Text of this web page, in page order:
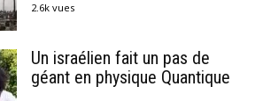
2.6k vues
Un israélien fait un pas de
géant en physique Quantique